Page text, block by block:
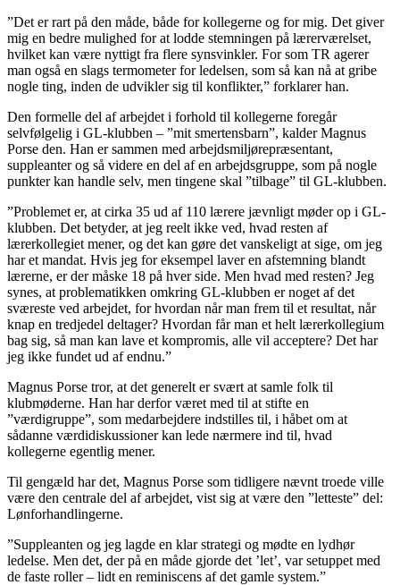
”Det er rart på den måde, både for kollegerne og for mig. Det giver
mig en bedre mulighed for at lodde stemningen på lærerværelset,
hvilket kan være nyttigt fra flere synsvinkler. For som TR agerer
man også en slags termometer for ledelsen, som så kan nå at gribe
nogle ting, inden de udvikler sig til konflikter,” forklarer han.
Den formelle del af arbejdet i forhold til kollegerne foregår
selvfølgelig i GL-klubben – ”mit smertensbarn”, kalder Magnus
Porse den. Han er sammen med arbejdsmiljørepræsentant,
suppleanter og så videre en del af en arbejdsgruppe, som på nogle
punkter kan handle selv, men tingene skal ”tilbage” til GL-klubben.
”Problemet er, at cirka 35 ud af 110 lærere jævnligt møder op i GL-
klubben. Det betyder, at jeg reelt ikke ved, hvad resten af
lærerkollegiet mener, og det kan gøre det vanskeligt at sige, om jeg
har et mandat. Hvis jeg for eksempel laver en afstemning blandt
lærerne, er der måske 18 på hver side. Men hvad med resten? Jeg
synes, at problematikken omkring GL-klubben er noget af det
sværeste ved arbejdet, for hvordan når man frem til et resultat, når
knap en tredjedel deltager? Hvordan får man et helt lærerkollegium
bag sig, så man kan lave et kompromis, alle vil acceptere? Det har
jeg ikke fundet ud af endnu.”
Magnus Porse tror, at det generelt er svært at samle folk til
klubmøderne. Han har derfor været med til at stifte en
”værdigruppe”, som medarbejdere indstilles til, i håbet om at
sådanne værdidiskussioner kan lede nærmere ind til, hvad
kollegerne egentlig mener.
Til gengæld har det, Magnus Porse som tidligere nævnt troede ville
være den centrale del af arbejdet, vist sig at være den ”letteste” del:
Lønforhandlingerne.
”Suppleanten og jeg lagde en klar strategi og mødte en lydhør
ledelse. Men det, der på en måde gjorde det ’let’, var set­uppet med
de faste roller – lidt en reminiscens af det gamle system.”